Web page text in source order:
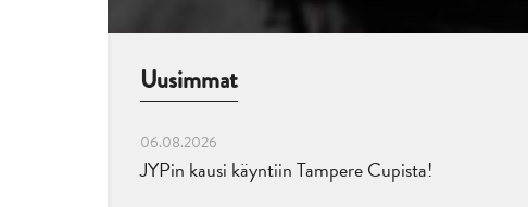
Uusimmat
06.08.2026
JYPin kausi käyntiin Tampere Cupista!